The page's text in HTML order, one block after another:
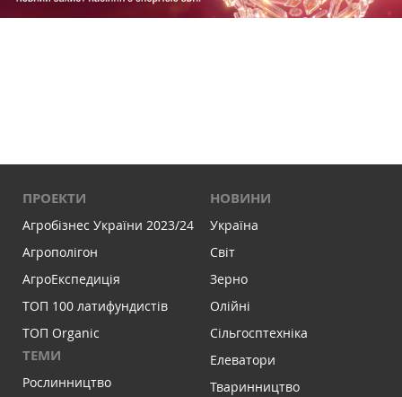
ПРОЕКТИ
Агробізнес України 2023/24
Агрополігон
АгроЕкспедиція
ТОП 100 латифундистів
ТОП Organic
ТЕМИ
Рослинництво
НОВИНИ
Україна
Світ
Зерно
Олійні
Сільгосптехніка
Елеватори
Тваринництво